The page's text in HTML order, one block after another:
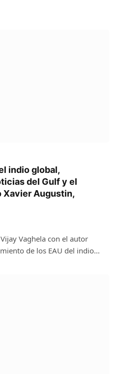
indio global,
del Gulf y el
Xavier Augustin,
Vaghela con el autor
de los EAU del indio…